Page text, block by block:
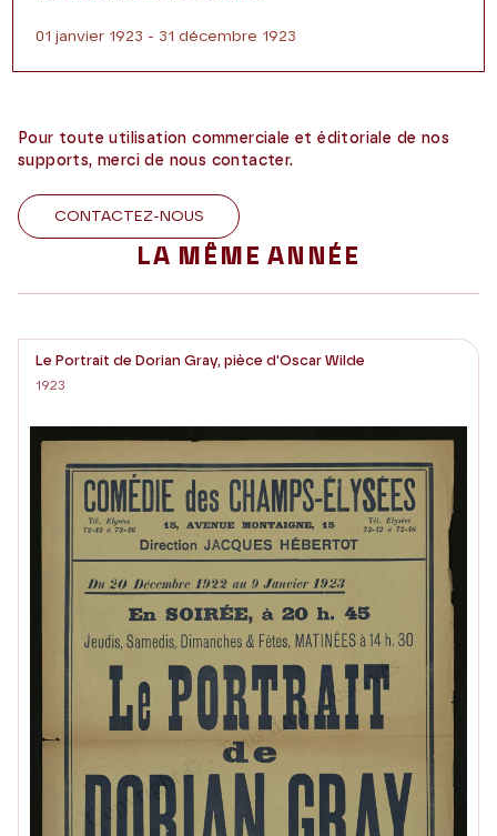
01 janvier 1923 - 31 décembre 1923
Pour toute utilisation commerciale et éditoriale de nos
supports, merci de nous contacter.
CONTACTEZ-NOUS
LA MÊME ANNÉE
Le Portrait de Dorian Gray, pièce d'Oscar Wilde
1923